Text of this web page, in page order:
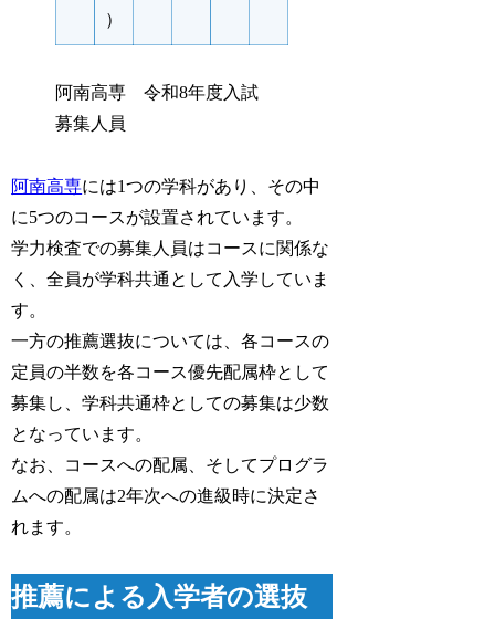
）
阿南高専 令和8年度入試
募集人員
阿南高専には1つの学科があり、その中
に5つのコースが設置されています。
学力検査での募集人員はコースに関係な
く、全員が学科共通として入学していま
す。
一方の推薦選抜については、各コースの
定員の半数を各コース優先配属枠として
募集し、学科共通枠としての募集は少数
となっています。
なお、コースへの配属、そしてプログラ
ムへの配属は2年次への進級時に決定さ
れます。
推薦による入学者の選抜